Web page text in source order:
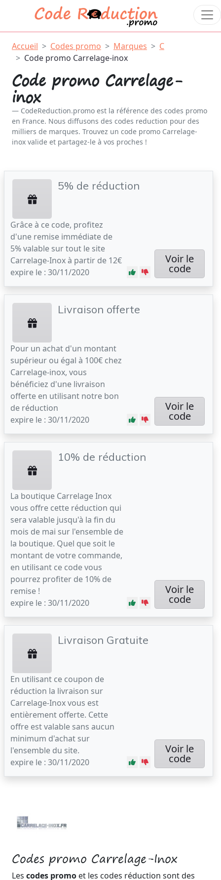
Accueil Codes promo Marques
C
Code promo Carrelage-inox
Code promo Carrelage-
inox
CodeReduction.promo est la référence des codes promo
en France. Nous diffusons des codes reduction pour des
milliers de marques. Trouvez un code promo Carrelage-
inox valide et partagez-le à vos proches !
Codes promo Carrelage-Inox
Les codes promo et les codes réduction sont des
5% de réduction
Grâce à ce code, profitez
d'une remise immédiate de
5% valable sur tout le site
Carrelage-Inox à partir de 12€
expire le : 30/11/2020
Voir le
code
Livraison offerte
Pour un achat d'un montant
supérieur ou égal à 100€ chez
Carrelage-inox, vous
bénéficiez d'une livraison
offerte en utilisant notre bon
de réduction
expire le : 30/11/2020
Voir le
code
10% de réduction
La boutique Carrelage Inox
vous offre cette réduction qui
sera valable jusqu'à la fin du
mois de mai sur l'ensemble de
la boutique. Quel que soit le
montant de votre commande,
en utilisant ce code vous
pourrez profiter de 10% de
remise !
expire le : 30/11/2020
Voir le
code
Livraison Gratuite
En utilisant ce coupon de
réduction la livraison sur
Carrelage-Inox vous est
entièrement offerte. Cette
offre est valable sans aucun
minimum d'achat sur
l'ensemble du site.
expire le : 30/11/2020
Voir le
code